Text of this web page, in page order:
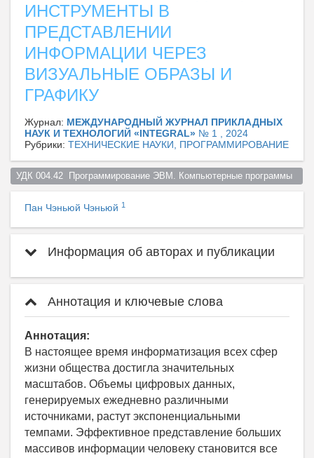
ИНСТРУМЕНТЫ В
ПРЕДСТАВЛЕНИИ
ИНФОРМАЦИИ ЧЕРЕЗ
ВИЗУАЛЬНЫЕ ОБРАЗЫ И
ГРАФИКУ
Журнал: МЕЖДУНАРОДНЫЙ ЖУРНАЛ ПРИКЛАДНЫХ
НАУК И ТЕХНОЛОГИЙ «INTEGRAL» № 1 , 2024
Рубрики: ТЕХНИЧЕСКИЕ НАУКИ, ПРОГРАММИРОВАНИЕ
УДК 004.42  Программирование ЭВМ. Компьютерные программы
Пан Чэньюй Чэньюй 1
Информация об авторах и публикации
Аннотация и ключевые слова
Аннотация:
В настоящее время информатизация всех сфер
жизни общества достигла значительных
масштабов. Объемы цифровых данных,
генерируемых ежедневно различными
источниками, растут экспоненциальными
темпами. Эффективное представление больших
массивов информации человеку становится все